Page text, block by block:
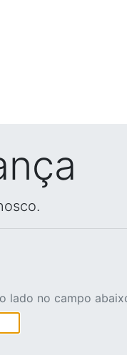
lado no campo